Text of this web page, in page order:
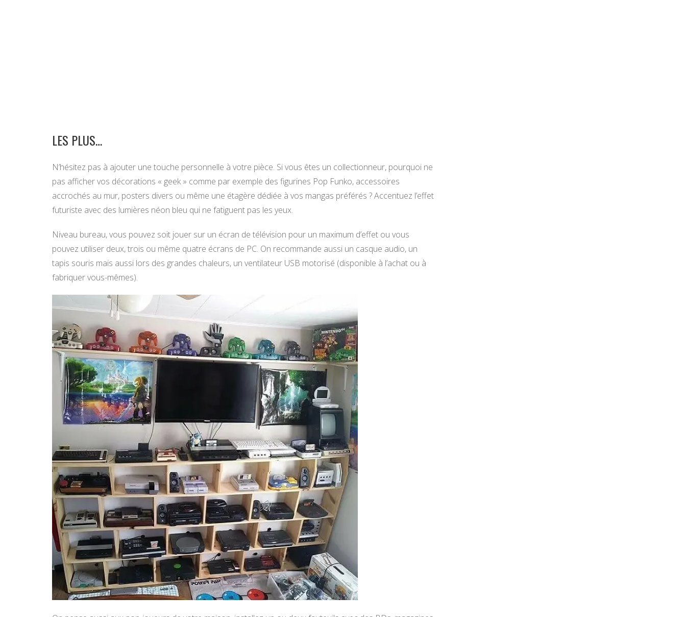
LES PLUS…
N’hésitez pas à ajouter une touche personnelle à votre pièce. Si vous êtes un collectionneur, pourquoi ne
pas afficher vos décorations « geek » comme par exemple des figurines Pop Funko, accessoires
accrochés au mur, posters divers ou même une étagère dédiée à vos mangas préférés ? Accentuez l’effet
futuriste avec des lumières néon bleu qui ne fatiguent pas les yeux.
Niveau bureau, vous pouvez soit jouer sur un écran de télévision pour un maximum d’effet ou vous
pouvez utiliser deux, trois ou même quatre écrans de PC. On recommande aussi un casque audio, un
tapis souris mais aussi lors des grandes chaleurs, un ventilateur USB motorisé (disponible à l’achat ou à
fabriquer vous-mêmes).